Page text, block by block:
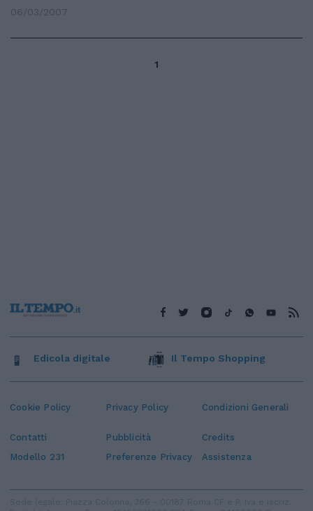
06/03/2007
1
Cookie Policy Privacy Policy Condizioni Generali
Contatti Pubblicità
Credits
Modello 231
Preferenze Privacy Assistenza
Edicola digitale Il Tempo Shopping